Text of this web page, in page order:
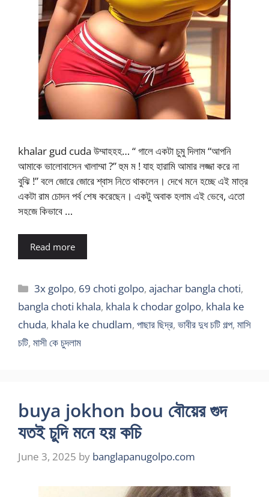
khalar gud cuda উম্মাহহহ… “ গালে একটা চুমু দিলাম “আপনি
আমাকে ভালোবাসেন খালাম্মা ?” হুম ম ! যাহ হারামি আমার লজ্জা করে না
বুঝি !” বলে জোরে জোরে শ্বাস নিতে থাকলেন। দেখে মনে হচ্ছে এই মাত্র
একটা রাম চোদন পর্ব শেষ করেছেন। একটু অবাক হলাম এই ভেবে, এতো
সহজে কিভাবে …
Read more
Categories
3x golpo, 69 choti golpo,ajachar bangla choti,
bangla choti khala, khala k chodar golpo, khala ke
chuda, khala ke chudlam, পাছার ছিদ্র, ভাবীর দুধ চটি গল্প, মাসি
চটি, মাসী কে চুদলাম
buya jokhon bou বৌয়ের গুদ
যতই চুদি মনে হয় কচি
June 3, 2025 by banglapanugolpo.com